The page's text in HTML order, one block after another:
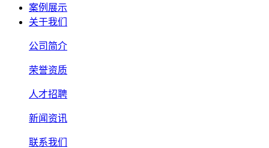
案例展示
关于我们
公司简介
荣誉资质
人才招聘
新闻资讯
联系我们